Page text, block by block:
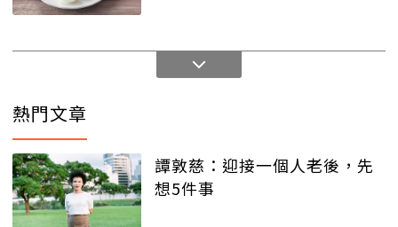
熱門文章
譚敦慈：迎接一個人老後，先
想5件事